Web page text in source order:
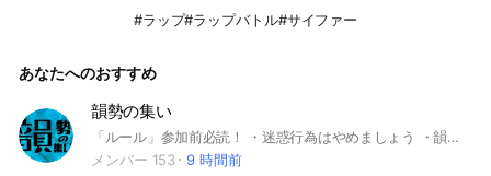
#ラップ#ラップバトル#サイファー
あなたへのおすすめ
韻勢の集い
「ルール」参加前必読！ ・迷惑行為はやめましょう ・韻に関係ない雑談もOKです ・人が不快になるようなこと、誰かを下げることはやめましょう ・韻ではどんなワードでも使っていいですが、会話で暴言は辞めてください ・下品な言葉については意味も無しに発言、また連呼はお辞めください ※ただし相手に悪口を言うために、わざと悪口で韻を踏んだりするのはやめてください ・このオプチャを宣伝すること、このオプチャで宣伝すること、どちらもOKです ・人が不快になるもの、危ないサイトのリンクは貼らないでください ・ルール違反があった場合は管理人、副管理人が対処します ルール違反行為があった場合は管理人、副管理人をメンションしてください ・ルール違反が続いた場合はすみませんが強制退会とします。明らかに悪意のあるルール違反は即BANにします
メンバー 153
9 時間前